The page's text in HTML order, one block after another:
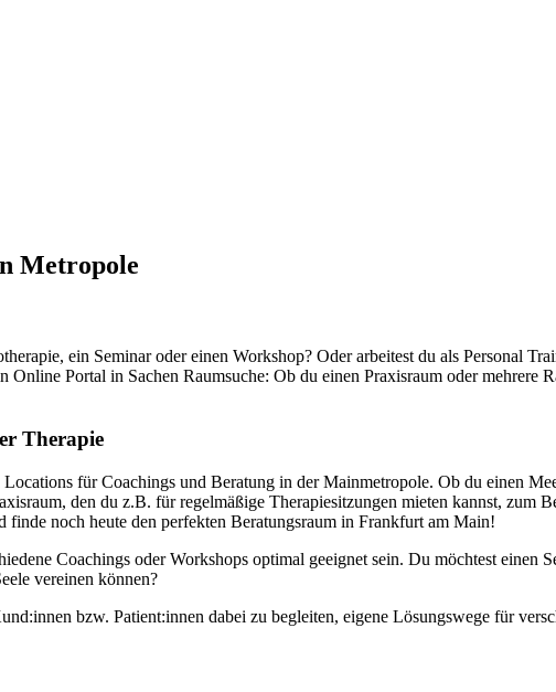
Metropole
ein Seminar oder einen Workshop? Oder arbeitest du als Personal
Portal in Sachen Raumsuche: Ob du einen Praxisraum oder mehrere
Therapie
für Coachings und Beratung in der Mainmetropole. Ob du einen
den du z.B. für regelmäßige Therapiesitzungen mieten kannst, zum
finde noch heute den perfekten Beratungsraum in Frankfurt am Main!
Coachings oder Workshops optimal geeignet sein. Du möchtest einen
vereinen können?
bzw. Patient:innen dabei zu begleiten, eigene Lösungswege für